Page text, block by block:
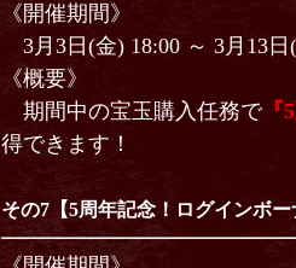
《開催期間》
3月3日(金) 18:00 ～ 3月13日
《概要》
期間中の宝玉購入任務で『
得できます！
その7【5周年記念！ログインボー